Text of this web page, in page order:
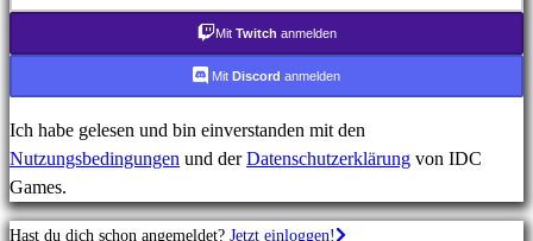
Gelegenheitsspiele
Indie
Rätselspiele
Kampfspiele
Mit Twitch anmelden
Mit Discord anmelden
Ich habe gelesen und bin einverstanden mit den
Nutzungsbedingungen und derDatenschutzerklärung von IDC
Games.
Hast du dich schon angemeldet? Jetzt einloggen!